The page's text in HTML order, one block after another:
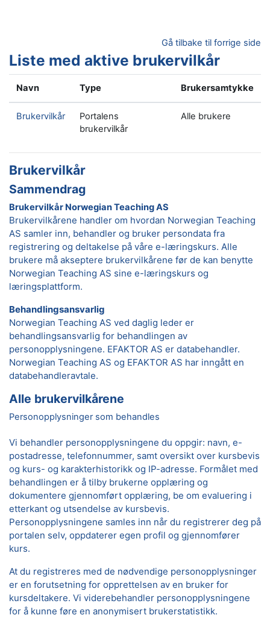
Gå tilbake til forrige side
Liste med aktive brukervilkår
Navn Type Brukersamtykke
Brukervilkår
Portalens
brukervilkår
Alle brukere
Brukervilkår
Sammendrag
Brukervilkår Norwegian Teaching AS
Brukervilkårene handler om hvordan Norwegian Teaching
AS samler inn, behandler og bruker persondata fra
registrering og deltakelse på våre e-læringskurs. Alle
brukere må akseptere brukervilkårene før de kan benytte
Norwegian Teaching AS sine e-læringskurs og
læringsplattform.
Behandlingsansvarlig
Norwegian Teaching AS ved daglig leder er
behandlingsansvarlig for behandlingen av
personopplysningene. EFAKTOR AS er databehandler.
Norwegian Teaching AS og EFAKTOR AS har inngått en
databehandleravtale.
Alle brukervilkårene
Personopplysninger som behandles
Vi behandler personopplysningene du oppgir: navn, e-
postadresse, telefonnummer, samt oversikt over kursbevis
og kurs- og karakterhistorikk og IP-adresse. Formålet med
behandlingen er å tilby brukerne opplæring og
dokumentere gjennomført opplæring, be om evaluering i
etterkant og utsendelse av kursbevis.
Personopplysningene samles inn når du registrerer deg på
portalen selv, oppdaterer egen profil og gjennomfører
kurs.
At du registreres med de nødvendige personopplysninger
er en forutsetning for opprettelsen av en bruker for
kursdeltakere. Vi viderebehandler personopplysningene
for å kunne føre en anonymisert brukerstatistikk.